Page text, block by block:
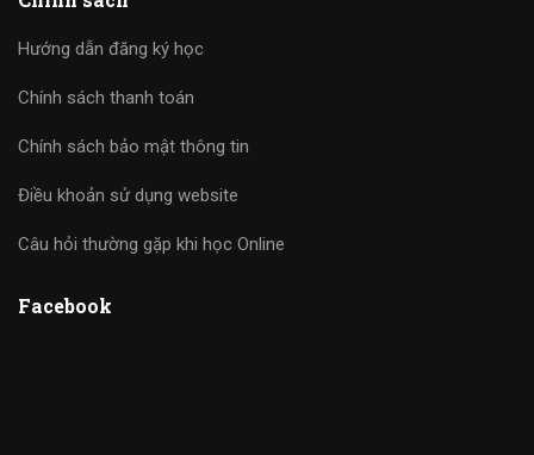
Hướng dẫn đăng ký học
Chính sách thanh toán
Chính sách bảo mật thông tin
Điều khoản sử dụng website
Câu hỏi thường gặp khi học Online
Facebook